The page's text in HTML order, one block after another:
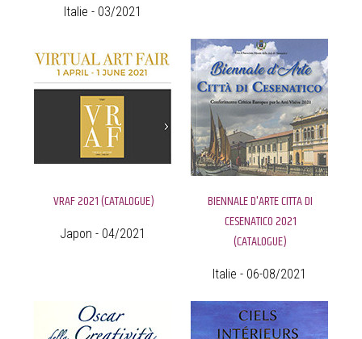
Italie - 03/2021
VRAF 2021 (CATALOGUE)
Japon - 04/2021
BIENNALE D'ARTE CITTA DI
CESENATICO 2021
(CATALOGUE)
Italie - 06-08/2021